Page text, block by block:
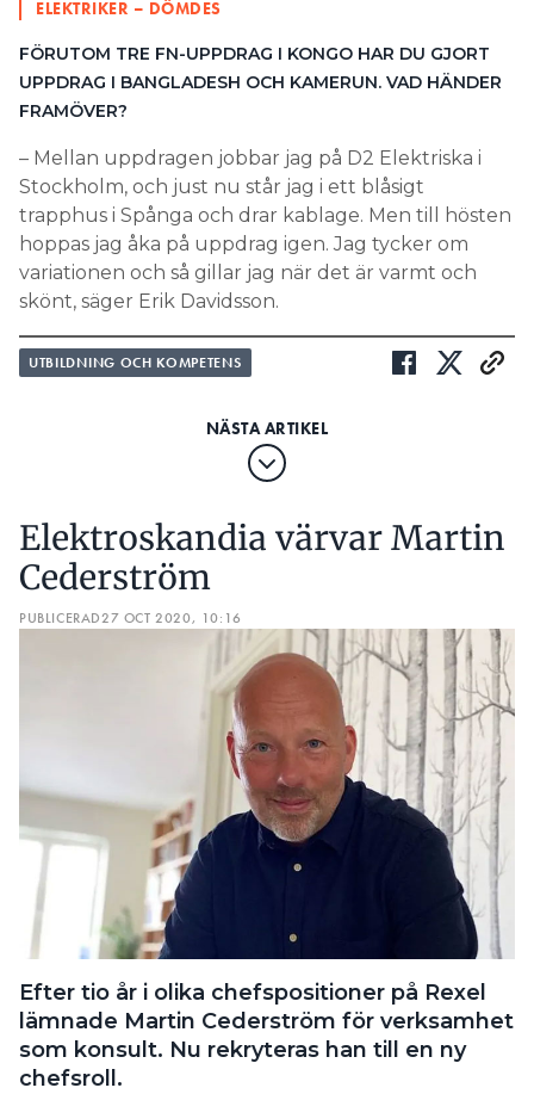
ELEKTRIKER – DÖMDES
FÖRUTOM TRE FN-UPPDRAG I KONGO HAR DU GJORT
UPPDRAG I BANGLADESH OCH KAMERUN. VAD HÄNDER
FRAMÖVER?
– Mellan uppdragen jobbar jag på D2 Elektriska i
Stockholm, och just nu står jag i ett blåsigt
trapphus i Spånga och drar kablage. Men till hösten
hoppas jag åka på uppdrag igen. Jag tycker om
variationen och så gillar jag när det är varmt och
skönt, säger Erik Davidsson.
UTBILDNING OCH KOMPETENS
Elektroskandia värvar Martin
Cederström
PUBLICERAD27 OCT 2020, 10:16
Efter tio år i olika chefspositioner på Rexel
lämnade Martin Cederström för verksamhet
som konsult. Nu rekryteras han till en ny
chefsroll.